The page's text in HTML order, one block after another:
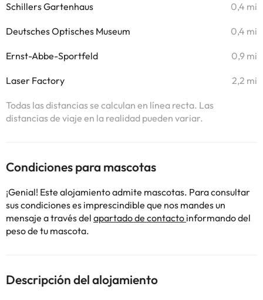
Schillers Gartenhaus 0,4 mi
Deutsches Optisches Museum 0,4 mi
Ernst-Abbe-Sportfeld 0,9 mi
Laser Factory 2,2 mi
Todas las distancias se calculan en línea recta. Las
distancias de viaje en la realidad pueden variar.
Condiciones para mascotas
¡Genial! Este alojamiento admite mascotas. Para consultar
sus condiciones es imprescindible que nos mandes un
mensaje a través del apartado de contacto informando del
peso de tu mascota.
Descripción del alojamiento